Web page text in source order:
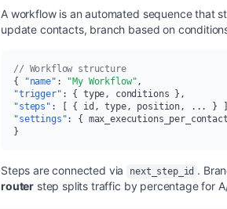
A workflow is an automated sequence that
update contacts, branch based on
// Workflow structure
{
"name" : "My Workflow",
"trigger" : { type, conditions } ,
"steps" : [ { id, type, position, ... } ]
"settings":
{
}
Steps are connected via next_step_id .
router step splits traffic by percentage for